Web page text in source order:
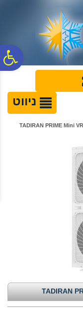
ניווט
TADIRAN PRIME Mini
TADIRAN